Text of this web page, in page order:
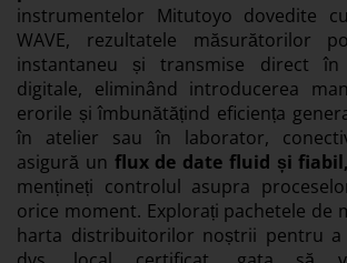
instrumentelor Mitutoyo dovedite
WAVE, rezultatele măsurătorilor
instantaneu și transmise direct în
digitale, eliminând introducerea
erorile și îmbunătățind eficiența
în atelier sau în laborator,
asigură un flux de date fluid și fiabil,
mențineți controlul asupra
orice moment. Explorați pachetele de
harta distribuitorilor noștrii pentru a